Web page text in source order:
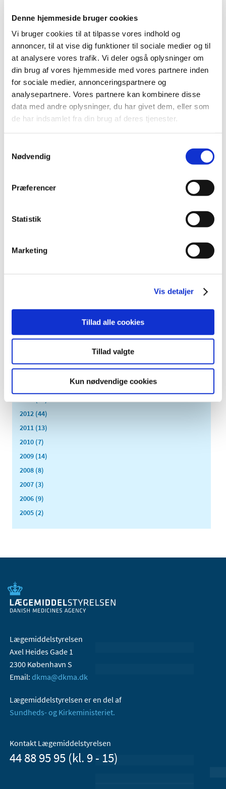
Denne hjemmeside bruger cookies
Vi bruger cookies til at tilpasse vores indhold og
annoncer, til at vise dig funktioner til sociale medier og til
at analysere vores trafik. Vi deler også oplysninger om
din brug af vores hjemmeside med vores partnere inden
for sociale medier, annonceringspartnere og
analysepartnere. Vores partnere kan kombinere disse
data med andre oplysninger, du har givet dem, eller som
de har indsamlet fra din brug af deres tjenester.
Nødvendig
Præferencer
Statistik
Marketing
Vis detaljer
Tillad alle cookies
Tillad valgte
Kun nødvendige cookies
Alle (2506)
TID
2026 (84)
2025 (158)
2024 (224)
2023 (195)
september (12)
juni (13)
april (13)
januar (19)
2022 (197)
2017 (167)
2015 (33)
2012 (44)
2011 (13)
2010 (7)
2009 (14)
2008 (8)
2007 (3)
2006 (9)
2005 (2)
Lægemiddelstyrelsen
Axel Heides Gade 1
2300 København S
Email: dkma@dkma.dk
Lægemiddelstyrelsen er en del af
Sundheds- og Kirkeministeriet.
Kontakt Lægemiddelstyrelsen
44 88 95 95 (kl. 9 - 15)